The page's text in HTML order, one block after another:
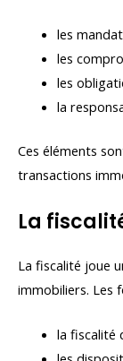
les
les
les
la
Ces éléments
transactions
La
La fiscalité joue
immobiliers. Les
la fiscalité